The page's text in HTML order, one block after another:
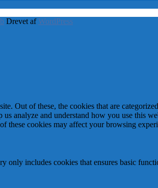
Drevet afWordPress
Out of these, the cookies that are
analyze and understand how you use this
these cookies may affect your browsing
includes cookies that ensures basic